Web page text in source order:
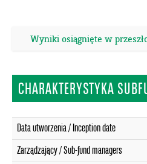
Wyniki osiągnięte w
CHARAKTERYSTYKA
Data utworzenia / Inception date
Zarządzający / Sub-fund managers